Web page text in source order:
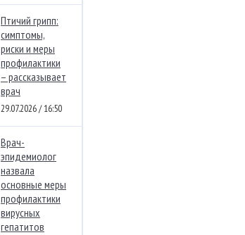
Птичий грипп:
симптомы,
риски и меры
профилактики
– рассказывает
врач
29.07.2026 / 16:50
Врач-
эпидемиолог
назвала
основные меры
профилактики
вирусных
гепатитов